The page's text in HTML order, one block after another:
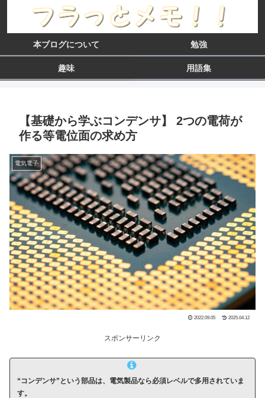
本ブログについて 勉強
趣味 用語集
【基礎から学ぶコンデンサ】 2つの電荷が
作る等電位面の求め方
電気電子
2022.09.05 2025.04.12
スポンサーリンク
“コンデンサ”という部品は、電気製品なら必須レベルで多用されていま
す。